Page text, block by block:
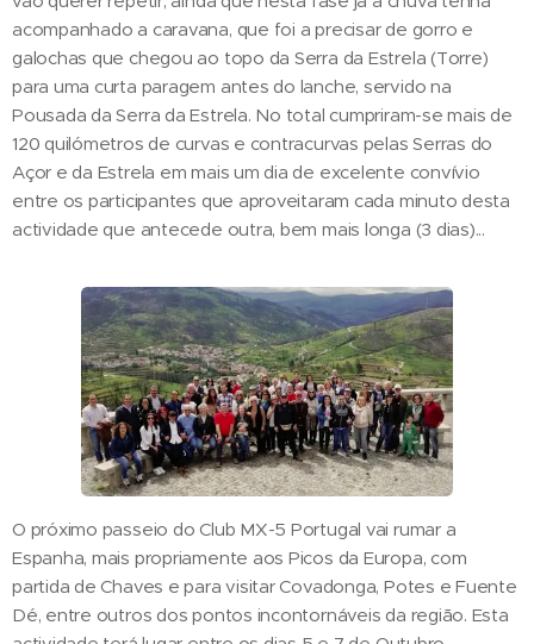
acompanhado a caravana, que foi a precisar de gorro e
galochas que chegou ao topo da Serra da Estrela (Torre)
para uma curta paragem antes do lanche, servido na
Pousada da Serra da Estrela. No total cumpriram-se mais de
120 quilómetros de curvas e contracurvas pelas Serras do
Açor e da Estrela em mais um dia de excelente convívio
entre os participantes que aproveitaram cada minuto desta
actividade que antecede outra, bem mais longa (3 dias)...
O próximo passeio do Club MX-5 Portugal vai rumar a
Espanha, mais propriamente aos Picos da Europa, com
partida de Chaves e para visitar Covadonga, Potes e Fuente
Dé, entre outros dos pontos incontornáveis da região. Esta